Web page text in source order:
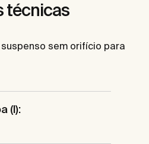
técnicas
sem orifício para
(l):